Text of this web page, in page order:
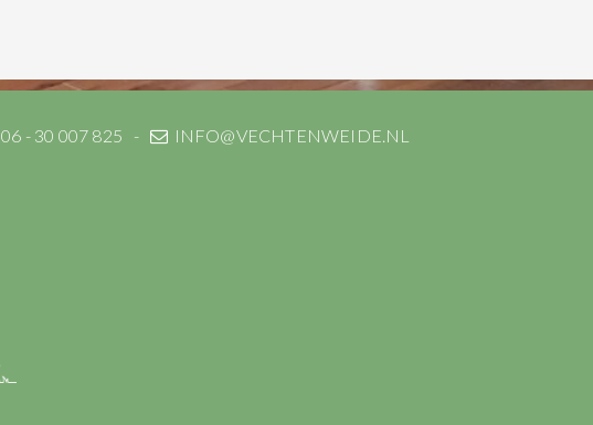
06 - 30 007 825 INFO@VECHTENWEIDE.NL